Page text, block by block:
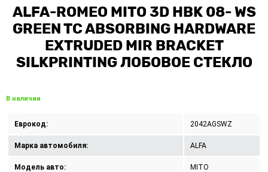
ALFA-ROMEO MITO 3D HBK 08- WS
GREEN TC ABSORBING HARDWARE
EXTRUDED MIR BRACKET
SILKPRINTING ЛОБОВОЕ СТЕКЛО
В наличии
Еврокод: 2042AGSWZ
Марка автомобиля: ALFA
Модель авто: MITO
ПРОДАЖА АВТОСТЁКОЛ
РЕМОНТ
ДОП. УСЛУГИ
ПОЛИТИКА КОНФИДЕНЦИАЛЬНОСТИ